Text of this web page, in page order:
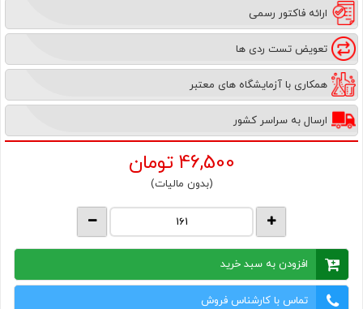
ارائه فاکتور رسمی
تعویض تست ردی ها
همکاری با آزمایشگاه های معتبر
ارسال به سراسر کشور
46,500 تومان
(بدون مالیات)
افزودن به سبد خرید
تماس با کارشناس فروش